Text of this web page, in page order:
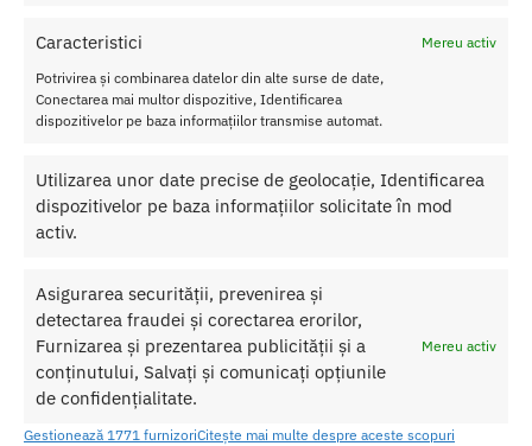
Caracteristici
Mereu activ
Potrivirea și combinarea datelor din alte surse de date,
Conectarea mai multor dispozitive, Identificarea
dispozitivelor pe baza informațiilor transmise automat.
Utilizarea unor date precise de geolocație, Identificarea
dispozitivelor pe baza informațiilor solicitate în mod
activ.
Asigurarea securității, prevenirea și
detectarea fraudei și corectarea erorilor,
Furnizarea și prezentarea publicității și a
conținutului, Salvați și comunicați opțiunile
de confidențialitate.
Mereu activ
Gestionează 1771 furnizoriCitește mai multe despre aceste scopuri
Toate comenzile pot fi returnate in 14 zile conform termenilor.
Sex Shop Romania
Discretie Maxima
Toate produsele sunt livrate prompt si discret in toata tara
Despre Noi
Confidentialitatea datelor
Termeni si Conditii